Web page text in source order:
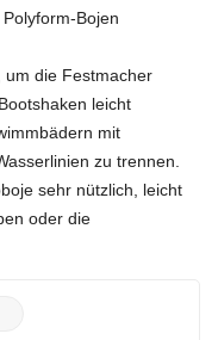
Bojen
um die Festmacher
leicht
mit
zu trennen.
sehr nützlich, leicht
oder die